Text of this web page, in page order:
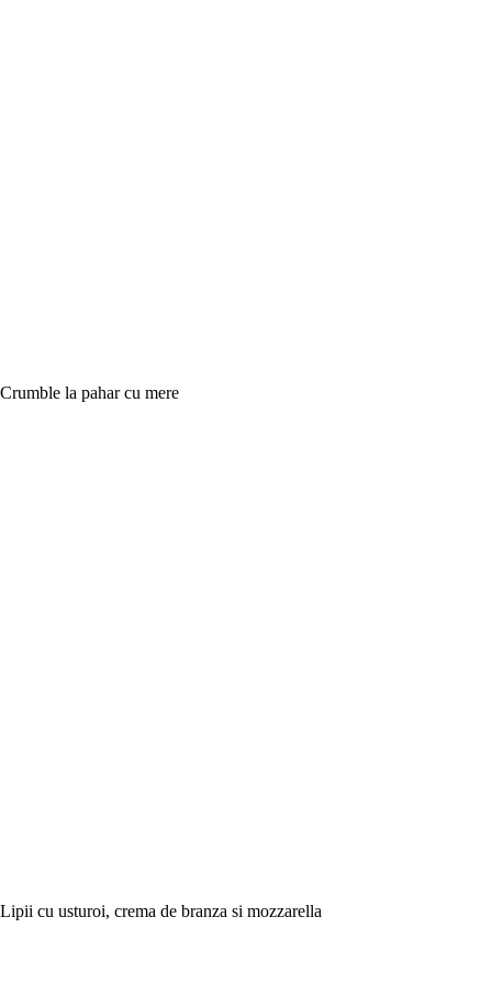
Crumble la pahar cu mere
Lipii cu usturoi, crema de branza si mozzarella